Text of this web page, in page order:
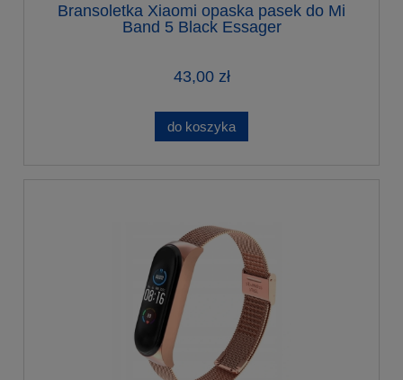
Bransoletka Xiaomi opaska pasek do Mi
Band 5 Black Essager
43,00 zł
do koszyka